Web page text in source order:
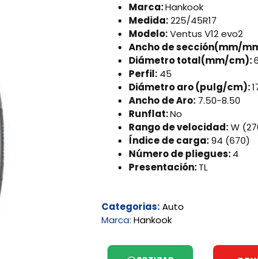
Marca:Hankook
Medida:225/45R17
Modelo:Ventus V12 evo2
Ancho de sección(mm/
Diámetro total(mm/cm):
Perfil: 45
Diámetro aro (pulg/cm):
Ancho de Aro: 7.50-8.50
Runflat:No
Rango de velocidad:W
Índice de carga:94 (670)
Número de pliegues:4
Presentación:TL
Categorias:Auto
Marca:Hankook